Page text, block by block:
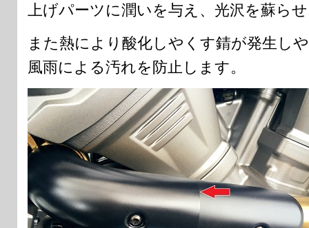
上げパーツに潤いを与え、光沢を蘇ら
また熱により酸化しやくす錆が発生し
風雨による汚れを防止します。